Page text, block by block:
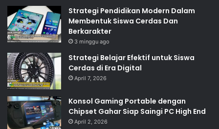
Strategi Pendidikan Modern Dalam
Membentuk Siswa Cerdas Dan
Berkarakter
3 minggu ago
Strategi Belajar Efektif untuk Siswa
Cerdas di Era Digital
April 7, 2026
Konsol Gaming Portable dengan
Chipset Gahar Siap Saingi PC High End
April 2, 2026